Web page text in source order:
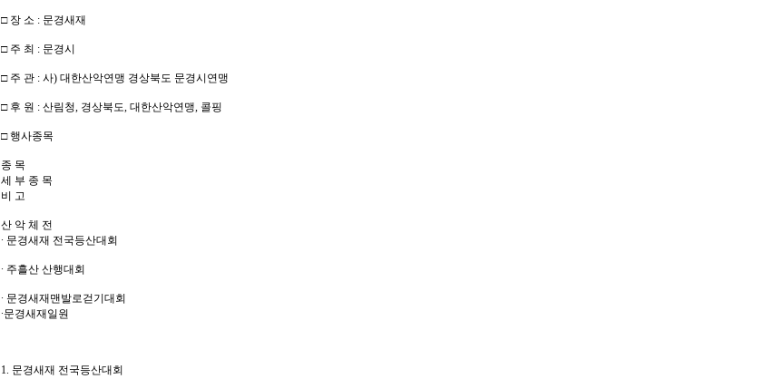
□ 장 소 : 문경새재
□ 주 최 : 문경시
□ 주 관 : 사) 대한산악연맹 경상북도 문경시연맹
□ 후 원 : 산림청, 경상북도, 대한산악연맹, 콜핑
□ 행사종목
종 목
세 부 종 목
비 고
산 악 체 전
∙ 문경새재 전국등산대회
∙ 주흘산 산행대회
∙ 문경새재맨발로걷기대회
∙문경새재일원
1. 문경새재 전국등산대회